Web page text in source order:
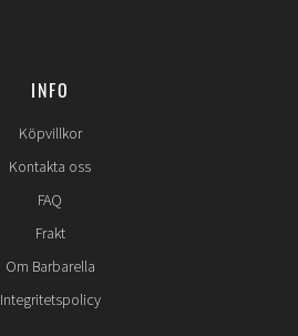
INFO
Köpvillkor
Kontakta oss
FAQ
Frakt
Om Barbarella
Integritetspolicy